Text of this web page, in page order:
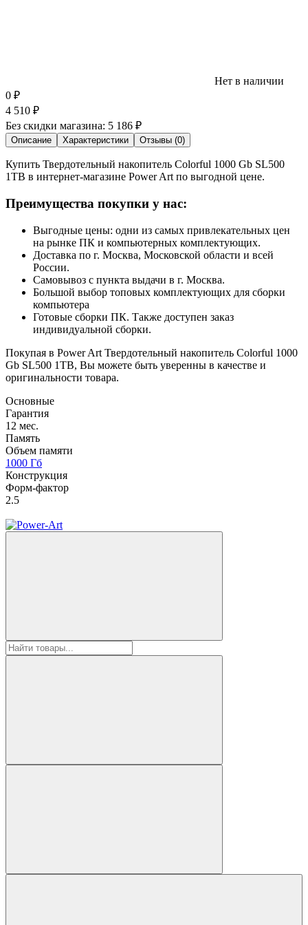
Нет в наличии
0 ₽
4 510 ₽
Без скидки магазина: 5 186 ₽
Описание Характеристики Отзывы (0)
Купить Твердотельный накопитель Colorful 1000 Gb SL500
1TB в интернет-магазине Power Art по выгодной цене.
Преимущества покупки у нас:
Выгодные цены: одни из самых привлекательных цен
на рынке ПК и компьютерных комплектующих.
Доставка по г. Москва, Московской области и всей
России.
Самовывоз с пункта выдачи в г. Москва.
Большой выбор топовых комплектующих для сборки
компьютера
Готовые сборки ПК. Также доступен заказ
индивидуальной сборки.
Покупая в Power Art Твердотельный накопитель Colorful 1000
Gb SL500 1TB, Вы можете быть уверенны в качестве и
оригинальности товара.
Основные
Гарантия
12 мес.
Память
Объем памяти
1000 Гб
Конструкция
Форм-фактор
2.5